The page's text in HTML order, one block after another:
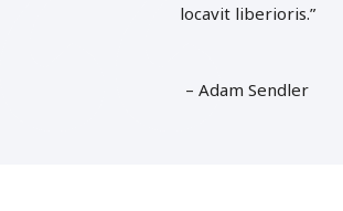
locavit liberioris.”
– Adam Sendler